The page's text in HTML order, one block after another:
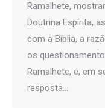
Ramalhete,
Doutrina Espírita,
com a Bíblia, a
os
Ramalhete, e, em
resposta…